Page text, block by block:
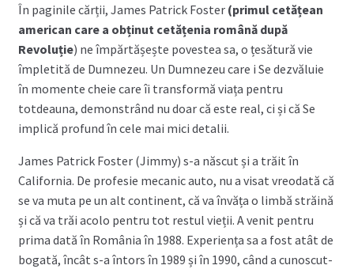
În paginile cărții, James Patrick Foster (primul cetățean
american care a obținut cetățenia română după
Revoluție) ne împărtășește povestea sa, o țesătură vie
împletită de Dumnezeu. Un Dumnezeu care i Se dezvăluie
în momente cheie care îi transformă viața pentru
totdeauna, demonstrând nu doar că este real, ci și că Se
implică profund în cele mai mici detalii.
James Patrick Foster (Jimmy) s-a născut și a trăit în
California. De profesie mecanic auto, nu a visat vreodată că
se va muta pe un alt continent, că va învăța o limbă străină
și că va trăi acolo pentru tot restul vieții. A venit pentru
prima dată în România în 1988. Experiența sa a fost atât de
bogată, încât s-a întors în 1989 și în 1990, când a cunoscut-